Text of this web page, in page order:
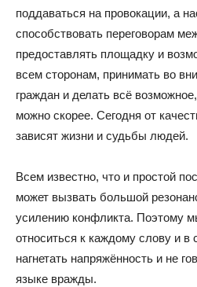
поддаваться на провокации, а
способствовать переговорам
предоставлять площадку и
всем сторонам, принимать во
граждан и делать всё
можно скорее. Сегодня от
зависят жизни и судьбы людей.
Всем известно, что и простой
может вызвать большой
усилению конфликта. Поэтому
относиться к каждому слову и в
нагнетать напряжённость и не
языке вражды.